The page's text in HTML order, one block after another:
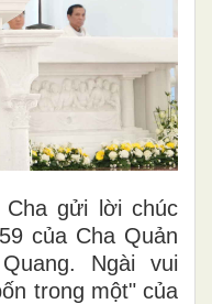
gửi lời chúc
của Cha Quản
Ngài vui
trong một" của